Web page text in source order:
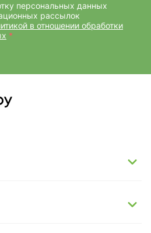
персональных данных
рассылок
в отношении обработки
*